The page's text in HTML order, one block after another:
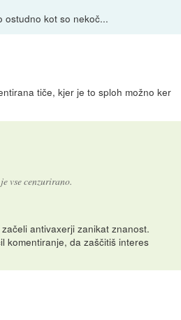
ostudno kot so nekoč...
tiče, kjer je to sploh možno ker
vse cenzurirano.
antivaxerji zanikat znanost.
komentiranje, da zaščitiš interes